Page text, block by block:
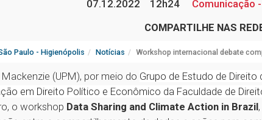
07.12.2022
12h24
Comunicação
COMPARTILHE NAS
Paulo - Higienópolis Notícias Workshop internacional debate
(UPM), por meio do Grupo de Estudo de
em Direito Político e Econômico da Faculdade de
o workshop Data Sharing and Climate Action in Brazil